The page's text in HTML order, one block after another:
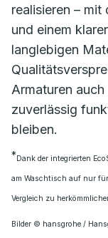
realisieren –
und einem
langlebigen
Armaturen
zuverlässig
bleiben.
*Dank der integrierten
am Waschtisch auf nur
Vergleich zu
Bilder © hansgrohe /